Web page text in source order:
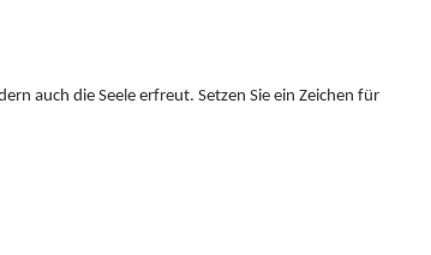
auch die Seele erfreut. Setzen Sie ein Zeichen für